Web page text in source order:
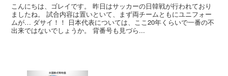
こんにちは、ゴレイです。 昨日はサッカーの日韓戦が行われており
ましたね。 試合内容は置いといて、まず両チームともにユニフォー
ムが… ダサイ！！ 日本代表については、ここ20年くらいで一番の不
出来ではないでしょうか。 背番号も見づら...